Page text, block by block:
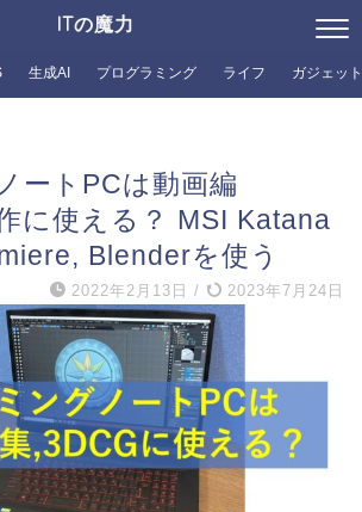
ITの魔力
生成AI プログラミング ライフ ガジェット
ートPCは動画編
に使える？ MSI Katana
Blenderを使う
2022年2月13日 / 2023年7月24日